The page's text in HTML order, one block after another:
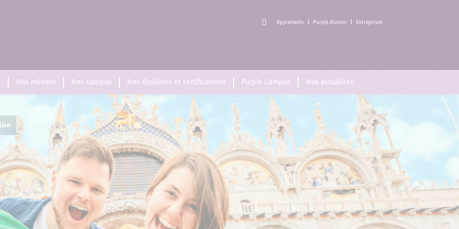
Apprenants Purple Alumni Entreprises
Nos métiers Nos campus Nos diplômes et certifications Purple Campus Nos actualités